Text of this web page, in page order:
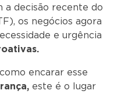
a decisão recente do
os negócios agora
e urgência
encarar esse
este é o lugar